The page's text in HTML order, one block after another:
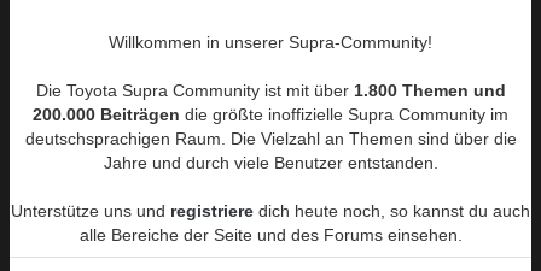
Willkommen in unserer Supra-Community!
Die Toyota Supra Community ist mit über 1.800 Themen und
200.000 Beiträgen die größte inoffizielle Supra Community im
deutschsprachigen Raum. Die Vielzahl an Themen sind über die
Jahre und durch viele Benutzer entstanden.
Unterstütze uns und registriere dich heute noch, so kannst du auch
alle Bereiche der Seite und des Forums einsehen.